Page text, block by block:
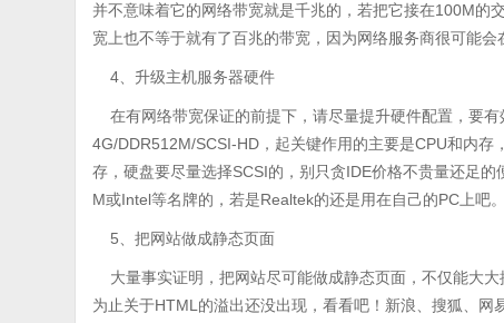
并不意味着它的网络带宽就是千兆的，若把它接在100M的
宽上也不等于就有了百兆的带宽，因为网络服务商很可能
4、升级主机服务器硬件
在有网络带宽保证的前提下，请尽量提升硬件配置，要
4G/DDR512M/SCSI-HD，起关键作用的主要是CPU和内
存，硬盘要尽量选择SCSI的，别只贪IDE价格不贵量还足
M或Intel等名牌的，若是Realtek的还是用在自己的PC上吧。
5、把网站做成静态页面
大量事实证明，把网站尽可能做成静态页面，不仅能大
为止关于HTML的溢出还没出现，看看吧！新浪、搜狐、